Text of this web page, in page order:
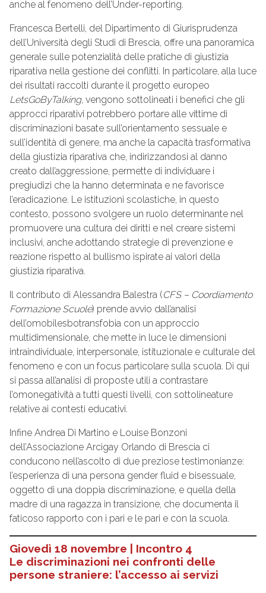
anche al fenomeno dell’Under-reporting.
Francesca Bertelli, del Dipartimento di Giurisprudenza
dell’Università degli Studi di Brescia, offre una panoramica
generale sulle potenzialità delle pratiche di giustizia
riparativa nella gestione dei conflitti. In particolare, alla luce
dei risultati raccolti durante il progetto europeo
LetsGoByTalking, vengono sottolineati i benefici che gli
approcci riparativi potrebbero portare alle vittime di
discriminazioni basate sull’orientamento sessuale e
sull’identità di genere, ma anche la capacità trasformativa
della giustizia riparativa che, indirizzandosi al danno
creato dall’aggressione, permette di individuare i
pregiudizi che la hanno determinata e ne favorisce
l’eradicazione. Le istituzioni scolastiche, in questo
contesto, possono svolgere un ruolo determinante nel
promuovere una cultura dei diritti e nel creare sistemi
inclusivi, anche adottando strategie di prevenzione e
reazione rispetto al bullismo ispirate ai valori della
giustizia riparativa.
Il contributo di Alessandra Balestra (CFS – Coordiamento
Formazione Scuole) prende avvio dall’analisi
dell’omobilesbotransfobia con un approccio
multidimensionale, che mette in luce le dimensioni
intraindividuale, interpersonale, istituzionale e culturale del
fenomeno e con un focus particolare sulla scuola. Di qui
si passa all’analisi di proposte utili a contrastare
l’omonegatività a tutti questi livelli, con sottolineature
relative ai contesti educativi.
Infine Andrea Di Martino e Louise Bonzoni
dell’Associazione Arcigay Orlando di Brescia ci
conducono nell’ascolto di due preziose testimonianze:
l’esperienza di una persona gender fluid e bisessuale,
oggetto di una doppia discriminazione, e quella della
madre di una ragazza in transizione, che documenta il
faticoso rapporto con i pari e le pari e con la scuola.
Giovedì 18 novembre | Incontro 4
Le discriminazioni nei confronti delle
persone straniere: l’accesso ai servizi